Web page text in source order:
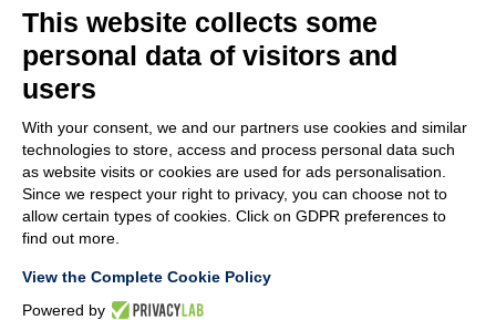
SOCIÉTÉ
SERVICE CLIENTS
CONTACTEZ-NOUS
TERMS & CONDITIONS
LEGAL NOTES
CODE OF ETHICS
WHISTLEBLOWING
This website collects some
personal data of visitors and
users
With your consent, we and our partners use cookies and similar
technologies to store, access and process personal data such
as website visits or cookies are used for ads personalisation.
Since we respect your right to privacy, you can choose not to
allow certain types of cookies. Click on GDPR preferences to
find out more.
View the Complete Cookie Policy
Powered by